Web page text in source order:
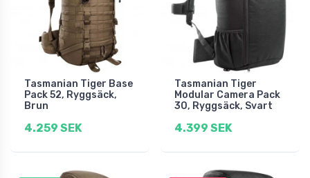
Tasmanian Tiger Base
Pack 52, Ryggsäck,
Brun
4.259 SEK
Tasmanian Tiger
Modular Camera Pack
30, Ryggsäck, Svart
4.399 SEK